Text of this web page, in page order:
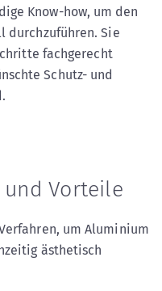
Know-how, um den
durchzuführen. Sie
fachgerecht
Schutz- und
und Vorteile
um Aluminium
ästhetisch